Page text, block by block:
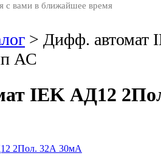
с вами в ближайшее время
> Дифф. автомат
АС
IEK АД12